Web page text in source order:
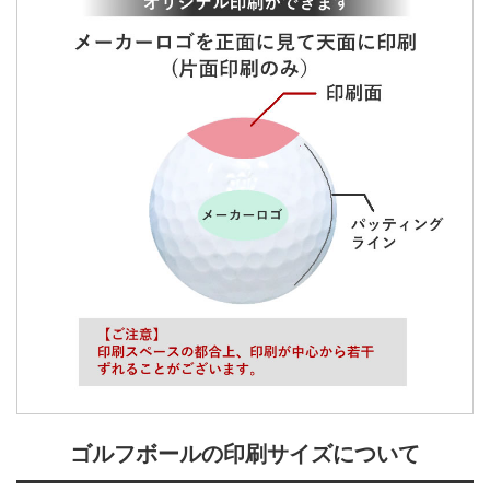
ゴルフボールの印刷サイズについて